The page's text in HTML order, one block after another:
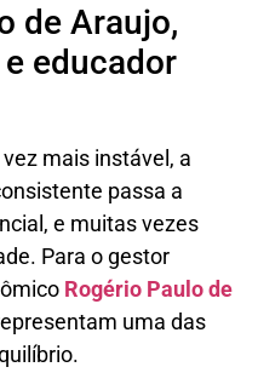
de Araujo,
educador
mais instável, a
passa a
e muitas vezes
Para o gestor
Rogério Paulo de
uma das